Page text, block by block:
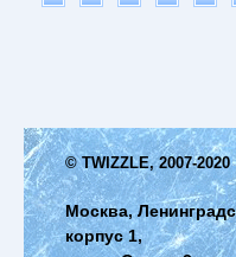
© TWIZZLE, 2007-2020
Москва,
корпус 1,